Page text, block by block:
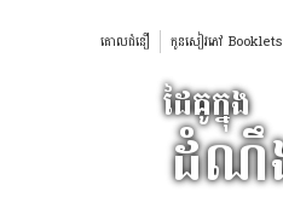
គោលជំនឿ កូនសៀវភៅ Booklets